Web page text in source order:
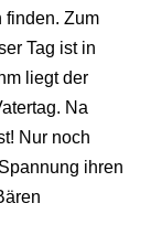
finden. Zum
Tag ist in
liegt der
Na
Nur noch
ihren